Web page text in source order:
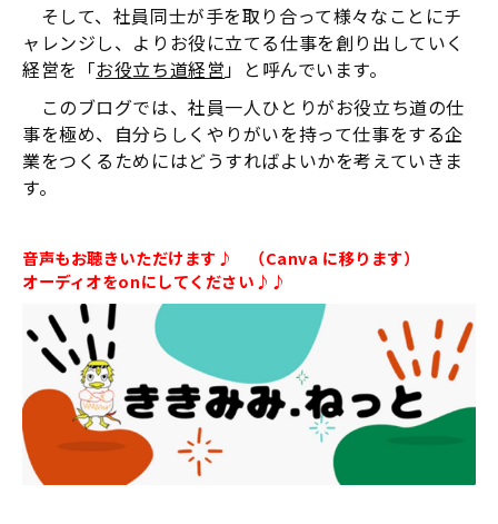
そして、社員同士が手を取り合って様々なことにチ
ャレンジし、よりお役に立てる仕事を創り出していく
経営を「お役立ち道経営」と呼んでいます。
このブログでは、社員一人ひとりがお役立ち道の仕
事を極め、自分らしくやりがいを持って仕事をする企
業をつくるためにはどうすればよいかを考えていきま
す。
音声もお聴きいただけます♪ （Canva に移ります）
オーディオをonにしてください♪♪